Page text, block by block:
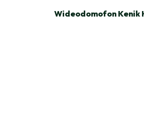
Wideodomofon Kenik